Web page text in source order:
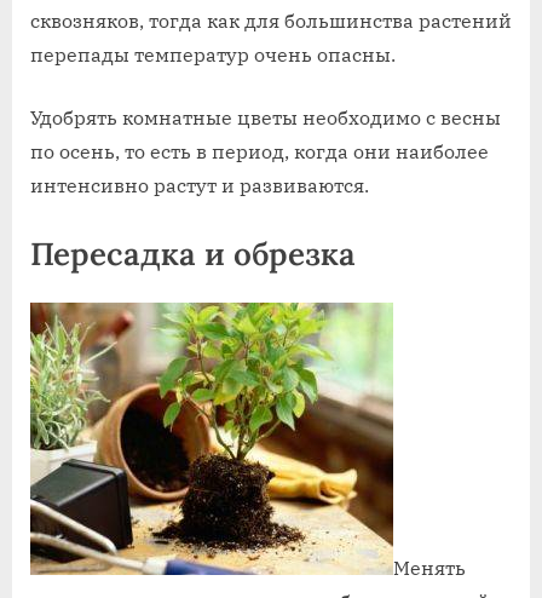
сквозняков, тогда как для большинства растений
перепады температур очень опасны.
Удобрять комнатные цветы необходимо с весны
по осень, то есть в период, когда они наиболее
интенсивно растут и развиваются.
Пересадка и обрезка
Менять